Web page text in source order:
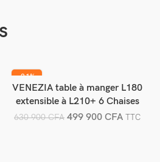
-21%
Ajouter au panier
VENEZIA table à manger L180
extensible à L210+ 6 Chaises
630 900CFA 499 900CFA TTC